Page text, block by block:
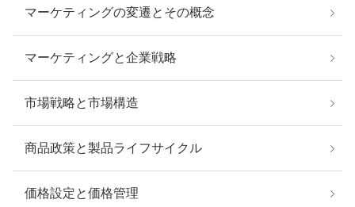
マーケティングの変遷とその概念
マーケティングと企業戦略
市場戦略と市場構造
商品政策と製品ライフサイクル
価格設定と価格管理